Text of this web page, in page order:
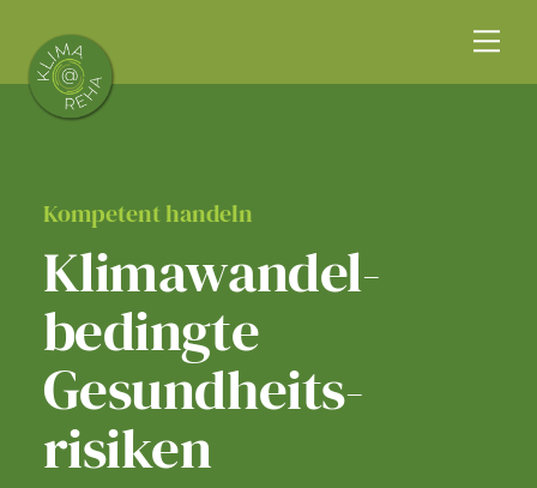
content
Kompetent handeln
Klimawandel­
bedingte
Gesundheits­
risiken